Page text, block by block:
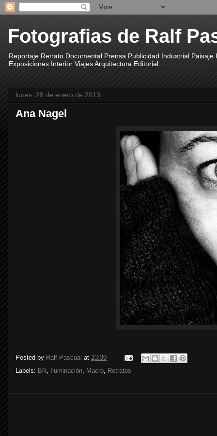
Fotografias de Ralf
Reportaje Retrato Documental Prensa Publicidad Industrial
Exposiciones Interior Viajes Arquitectura Editorial...
lunes, 28 de enero de 2013
Ana Nagel
Posted by Ralf Pascual at 23:39
Labels: BN, Iluminación, Macro, Retratos